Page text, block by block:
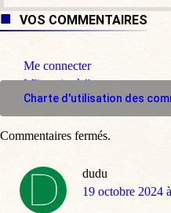
VOS COMMENTAIRES
Me connecter
M'inscrire à l'espace
Charte d'utilisation des
dudu
dit
19 octobre 2024
Commentaires fermés.